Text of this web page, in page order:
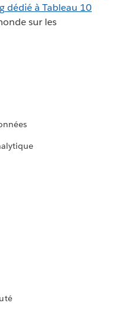
dédié à Tableau 10
sur les